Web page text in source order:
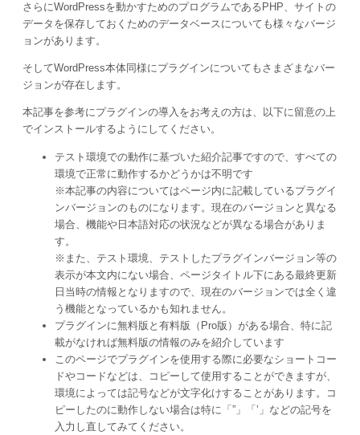
さらにWordPressを動かすためのプログラムであるPHP、サイトの
データを保存しておくためのデータベースについても様々なバージ
ョンがあります。
そしてWordPress本体同様にプラグインについてもさまざまなバー
ジョンが存在します。
本記事を参考にプラグインの導入をお考えの方は、以下に留意の上
でインストールするようにしてください。
テスト環境での動作に基づいた紹介記事ですので、すべての
環境で正常に動作するかどうかは不明です
※本記事の内容についてはページ内に記載しているプラグイ
ンバージョンのものになります。現在のバージョンと異なる
場合、機能や日本語対応の状況などが異なる場合がありま
す。
※また、テスト環境、テストしたプラグインバージョン等の
表示が本文内にない場合、ページタイトル下にある最終更新
日当時の情報となりますので、現在のバージョンでは全く違
う機能となっているかも知れません。
プラグインに無料版と有料版（Pro版）がある場合、特に記
載がなければ無料版の情報のみを紹介しています
このページでプラグインを使用する際に必要なショートコー
ドやコードなどは、コピーして使用することができますが、
環境によっては記号などが文字化けすることがあります。コ
ピーしたのに動作しない場合は特に「”」「’」などの記号を
入力し直してみてください。